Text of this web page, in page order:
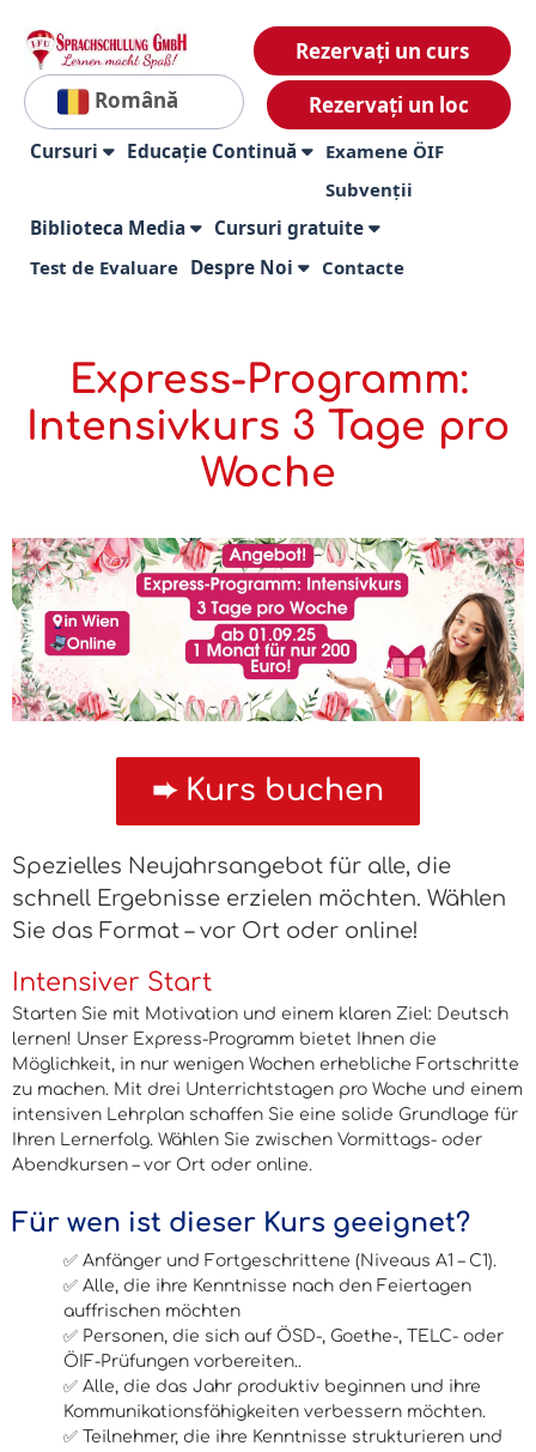
Română
Rezervați un curs
Rezervați un loc
Cursuri Educație Continuă
Examene ÖIF
Subvenții
Biblioteca Media Cursuri gratuite
Test de Evaluare Despre Noi Contacte
Express-Programm:
Intensivkurs 3 Tage pro
Woche
Spezielles Neujahrsangebot für alle, die
schnell Ergebnisse erzielen möchten. Wählen
Sie das Format – vor Ort oder online!
Intensiver Start
Starten Sie mit Motivation und einem klaren Ziel: Deutsch
lernen! Unser Express-Programm bietet Ihnen die
Möglichkeit, in nur wenigen Wochen erhebliche Fortschritte
zu machen. Mit drei Unterrichtstagen pro Woche und einem
intensiven Lehrplan schaffen Sie eine solide Grundlage für
Ihren Lernerfolg. Wählen Sie zwischen Vormittags- oder
Abendkursen – vor Ort oder online.
Für wen ist dieser Kurs geeignet?
✅ Anfänger und Fortgeschrittene (Niveaus A1 – C1).
✅ Alle, die ihre Kenntnisse nach den Feiertagen
auffrischen möchten
✅ Personen, die sich auf ÖSD-, Goethe-, TELC- oder
ÖIF-Prüfungen vorbereiten..
✅ Alle, die das Jahr produktiv beginnen und ihre
Kommunikationsfähigkeiten verbessern möchten.
✅ Teilnehmer, die ihre Kenntnisse strukturieren und